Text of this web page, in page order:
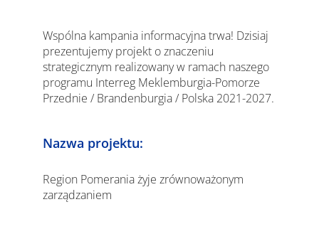
Wspólna kampania informacyjna trwa! Dzisiaj
prezentujemy projekt o znaczeniu
strategicznym realizowany w ramach naszego
programu Interreg Meklemburgia-Pomorze
Przednie / Brandenburgia / Polska 2021-2027.
Nazwa projektu:
Region Pomerania żyje zrównoważonym
zarządzaniem